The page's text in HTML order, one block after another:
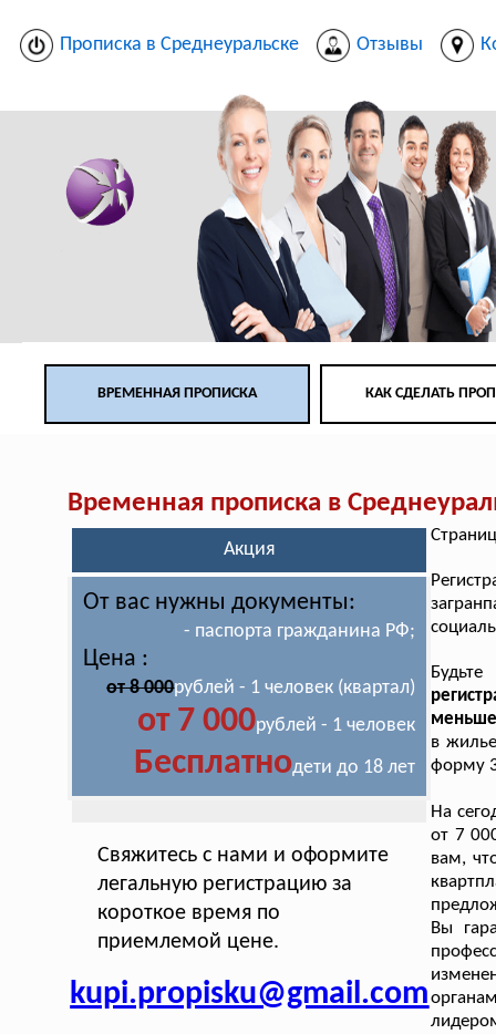
Прописка в Среднеуральске Отзывы
ВРЕМЕННАЯ ПРОПИСКА КАК СДЕЛАТЬ
Временная прописка в
Акция
От вас нужны документы:
- паспорта гражданина РФ;
Цена :
от 8 000рублей - 1 человек (квартал)
от 7 000рублей - 1 человек
Бесплатнодети до 18 лет
Свяжитесь с нами и оформите
легальную регистрацию за
короткое время по
приемлемой цене.
kupi.propisku@gmail.com
в
форму
На
от 7
вам,
Вы